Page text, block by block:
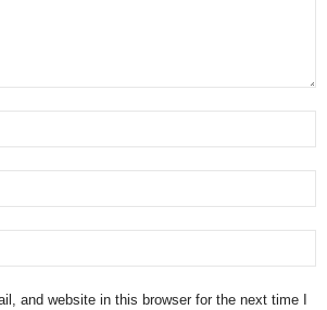
and website in this browser for the next time I